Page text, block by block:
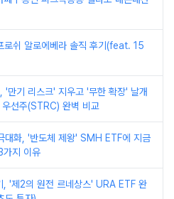
로쉬 알로에베라 솔직 후기(feat. 15
'만기 리스크' 지우고 '무한 확장' 날개
선주(STRC) 완벽 비교
화, '반도체 제왕' SMH ETF에 지금
가지 이유
, '제2의 원전 르네상스' URA ETF 완